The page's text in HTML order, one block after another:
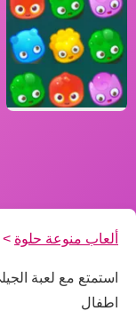
ألعاب منوعة حلوة >
استمتع مع لعبة
اطفال